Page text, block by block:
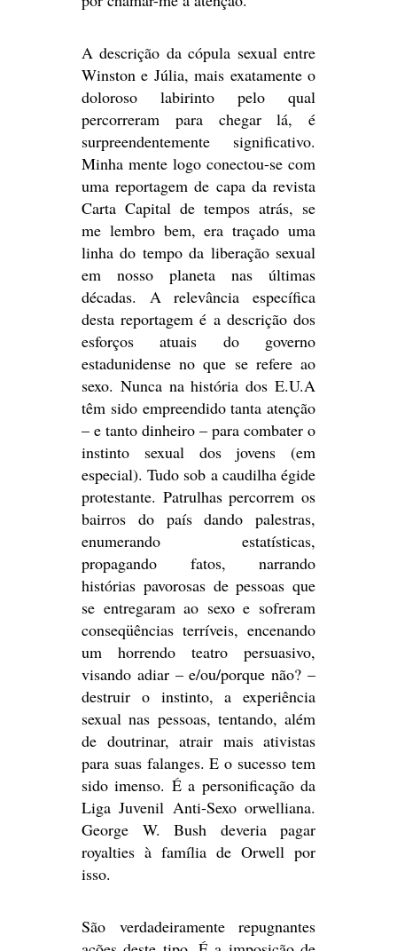
A descrição da cópula sexual entre
Winston e Júlia, mais exatamente o
doloroso labirinto pelo qual
percorreram para chegar lá, é
surpreendentemente significativo.
Minha mente logo conectou-se com
uma reportagem de capa da revista
Carta Capital de tempos atrás, se
me lembro bem, era traçado uma
linha do tempo da liberação sexual
em nosso planeta nas últimas
décadas. A relevância específica
desta reportagem é a descrição dos
esforços atuais do governo
estadunidense no que se refere ao
sexo. Nunca na história dos E.U.A
têm sido empreendido tanta atenção
– e tanto dinheiro – para combater o
instinto sexual dos jovens (em
especial). Tudo sob a caudilha égide
protestante. Patrulhas percorrem os
bairros do país dando palestras,
enumerando estatísticas,
propagando fatos, narrando
histórias pavorosas de pessoas que
se entregaram ao sexo e sofreram
conseqüências terríveis, encenando
um horrendo teatro persuasivo,
visando adiar – e/ou/porque não? –
destruir o instinto, a experiência
sexual nas pessoas, tentando, além
de doutrinar, atrair mais ativistas
para suas falanges. E o sucesso tem
sido imenso. É a personificação da
Liga Juvenil Anti-Sexo orwelliana.
George W. Bush deveria pagar
royalties à família de Orwell por
isso.
São verdadeiramente repugnantes